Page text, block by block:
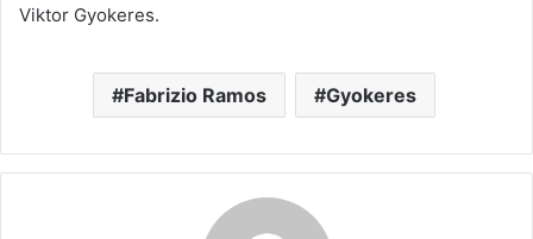
Viktor Gyokeres.
Fabrizio Ramos Gyokeres